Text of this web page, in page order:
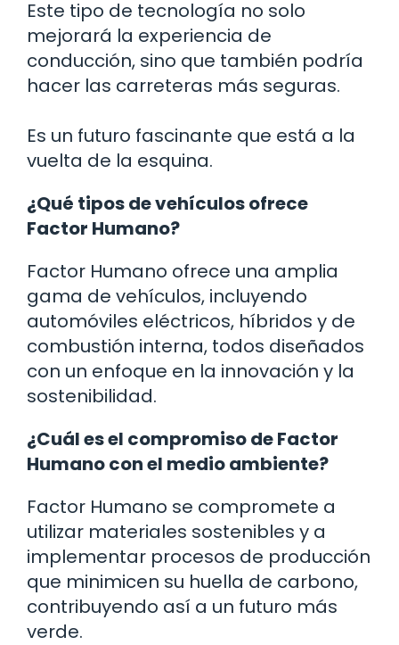
Este tipo de tecnología no solo
mejorará la experiencia de
conducción, sino que también podría
hacer las carreteras más seguras.
Es un futuro fascinante que está a la
vuelta de la esquina.
¿Qué tipos de vehículos ofrece
Factor Humano?
Factor Humano ofrece una amplia
gama de vehículos, incluyendo
automóviles eléctricos, híbridos y de
combustión interna, todos diseñados
con un enfoque en la innovación y la
sostenibilidad.
¿Cuál es el compromiso de Factor
Humano con el medio ambiente?
Factor Humano se compromete a
utilizar materiales sostenibles y a
implementar procesos de producción
que minimicen su huella de carbono,
contribuyendo así a un futuro más
verde.